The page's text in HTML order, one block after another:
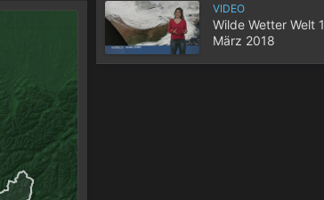
VIDEO
Wilde Wetter Welt
März 2018